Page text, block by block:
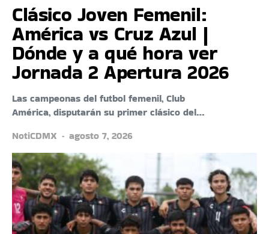
Clásico Joven Femenil:
América vs Cruz Azul |
Dónde y a qué hora ver
Jornada 2 Apertura 2026
Las campeonas del futbol femenil, Club
América, disputarán su primer clásico del…
NotiCDMX
agosto 7, 2026